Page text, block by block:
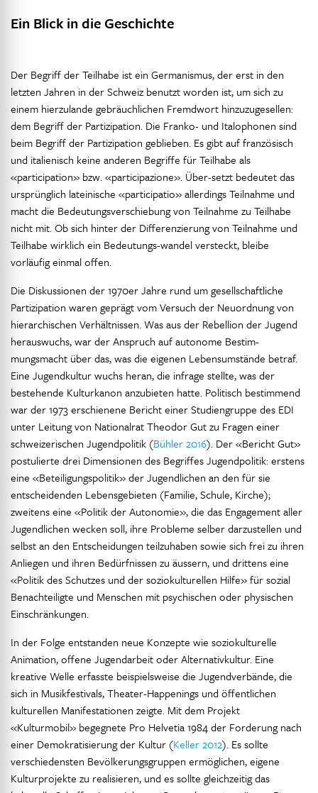
Ein Blick in die Geschichte
Der Begriff der Teilhabe ist ein Germanismus, der erst in den
letzten Jahren in der Schweiz benutzt worden ist, um sich zu
einem hierzulande gebräuchlichen Fremdwort hinzuzugesellen:
dem Begriff der Partizipation. Die Franko- und Italophonen sind
beim Begriff der Partizipation geblieben. Es gibt auf französisch
und italienisch keine anderen Begriffe für Teilhabe als
«participation» bzw. «participazione». Über-setzt bedeutet das
ursprünglich lateinische «participatio» allerdings Teilnahme und
macht die Bedeutungsverschiebung von Teilnahme zu Teilhabe
nicht mit. Ob sich hinter der Differenzierung von Teilnahme und
Teilhabe wirklich ein Bedeutungs-wandel versteckt, bleibe
vorläufig einmal offen.
Die Diskussionen der 1970er Jahre rund um gesellschaftliche
Partizipation waren geprägt vom Versuch der Neuordnung von
hierarchischen Verhältnissen. Was aus der Rebellion der Jugend
herauswuchs, war der Anspruch auf autonome Bestim-
mungsmacht über das, was die eigenen Lebensumstände betraf.
Eine Jugendkultur wuchs heran, die infrage stellte, was der
bestehende Kulturkanon anzubieten hatte. Politisch bestimmend
war der 1973 erschienene Bericht einer Studiengruppe des EDI
unter Leitung von Nationalrat Theodor Gut zu Fragen einer
schweizerischen Jugendpolitik (Bühler 2016). Der «Bericht Gut»
postulierte drei Dimensionen des Begriffes Jugendpolitik: erstens
eine «Beteiligungspolitik» der Jugendlichen an den für sie
entscheidenden Lebensgebieten (Familie, Schule, Kirche);
zweitens eine «Politik der Autonomie», die das Engagement aller
Jugendlichen wecken soll, ihre Probleme selber darzustellen und
selbst an den Entscheidungen teilzuhaben sowie sich frei zu ihren
Anliegen und ihren Bedürfnissen zu äussern, und drittens eine
«Politik des Schutzes und der soziokulturellen Hilfe» für sozial
Benachteiligte und Menschen mit psychischen oder physischen
Einschränkungen.
In der Folge entstanden neue Konzepte wie soziokulturelle
Animation, offene Jugendarbeit oder Alternativkultur. Eine
kreative Welle erfasste beispielsweise die Jugendverbände, die
sich in Musikfestivals, Theater-Happenings und öffentlichen
kulturellen Manifestationen zeigte. Mit dem Projekt
«Kulturmobil» begegnete Pro Helvetia 1984 der Forderung nach
einer Demokratisierung der Kultur (Keller 2012). Es sollte
verschiedensten Bevölkerungsgruppen ermöglichen, eigene
Kulturprojekte zu realisieren, und es sollte gleichzeitig das